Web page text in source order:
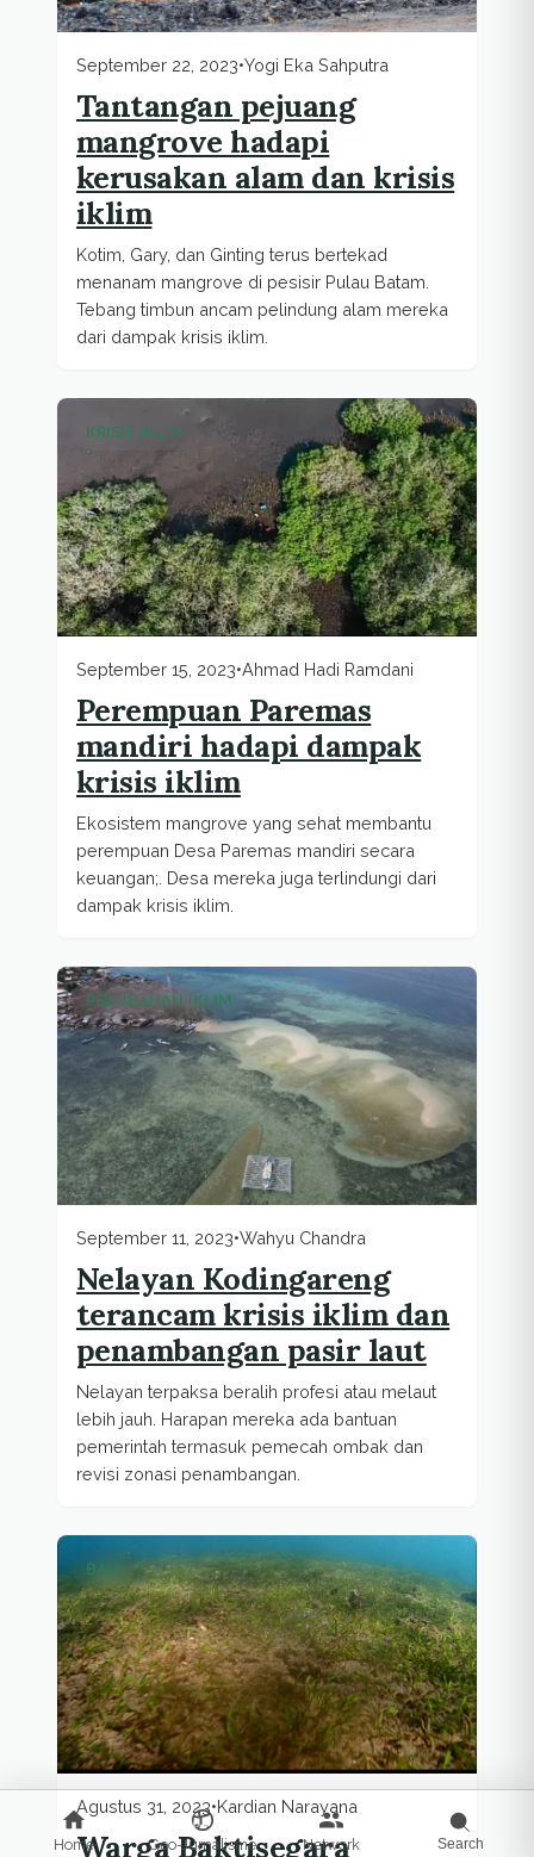
September 22, 2023•Yogi Eka Sahputra
Tantangan pejuang
mangrove hadapi
kerusakan alam dan krisis
iklim
Kotim, Gary, dan Ginting terus bertekad
menanam mangrove di pesisir Pulau Batam.
Tebang timbun ancam pelindung alam mereka
dari dampak krisis iklim.
KRISIS IKLIM
September 15, 2023•Ahmad Hadi Ramdani
Perempuan Paremas
mandiri hadapi dampak
krisis iklim
Ekosistem mangrove yang sehat membantu
perempuan Desa Paremas mandiri secara
keuangan;. Desa mereka juga terlindungi dari
dampak krisis iklim.
PERUBAHAN IKLIM
September 11, 2023•Wahyu Chandra
Nelayan Kodingareng
terancam krisis iklim dan
penambangan pasir laut
Nelayan terpaksa beralih profesi atau melaut
lebih jauh. Harapan mereka ada bantuan
pemerintah termasuk pemecah ombak dan
revisi zonasi penambangan.
Agustus 31, 2023•Kardian Narayana
Warga Baktisegara
Home Geo-Jurnalisme Network Search